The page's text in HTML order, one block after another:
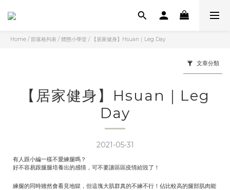
Home /部落格列表 /體態小學堂 / 【居家健身】Hsuan｜Leg Day
文章分類
【居家健身】Hsuan｜Leg
Day
2021-05-31
有人跟小編一樣不愛練腿嗎？
好不容易跟腿腿培養出的感情，可不要讓區區疫情給毀了！
練腿的同時雖然會看見地獄，但這塊大肌群真的不練不行！佔比較高的腿部肌肉能